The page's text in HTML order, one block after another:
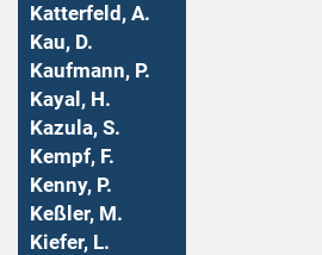
Katterfeld, A.
Kau, D.
Kaufmann, P.
Kayal, H.
Kazula, S.
Kempf, F.
Kenny, P.
Keßler, M.
Kiefer, L.